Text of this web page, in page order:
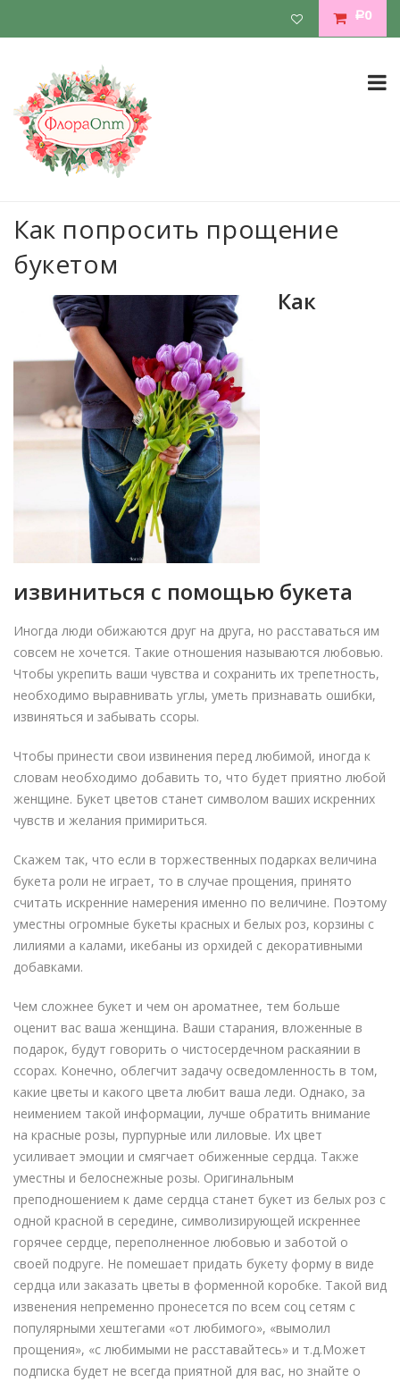
Р0
Как попросить прощение
букетом
Как
извиниться с помощью букета
Иногда люди обижаются друг на друга, но расставаться им
совсем не хочется. Такие отношения называются любовью.
Чтобы укрепить ваши чувства и сохранить их трепетность,
необходимо выравнивать углы, уметь признавать ошибки,
извиняться и забывать ссоры.
Чтобы принести свои извинения перед любимой, иногда к
словам необходимо добавить то, что будет приятно любой
женщине. Букет цветов станет символом ваших искренних
чувств и желания примириться.
Скажем так, что если в торжественных подарках величина
букета роли не играет, то в случае прощения, принято
считать искренние намерения именно по величине. Поэтому
уместны огромные букеты красных и белых роз, корзины с
лилиями а калами, икебаны из орхидей с декоративными
добавками.
Чем сложнее букет и чем он ароматнее, тем больше
оценит вас ваша женщина. Ваши старания, вложенные в
подарок, будут говорить о чистосердечном раскаянии в
ссорах. Конечно, облегчит задачу осведомленность в том,
какие цветы и какого цвета любит ваша леди. Однако, за
неимением такой информации, лучше обратить внимание
на красные розы, пурпурные или лиловые. Их цвет
усиливает эмоции и смягчает обиженные сердца. Также
уместны и белоснежные розы. Оригинальным
преподношением к даме сердца станет букет из белых роз с
одной красной в середине, символизирующей искреннее
горячее сердце, переполненное любовью и заботой о
своей подруге. Не помешает придать букету форму в виде
сердца или заказать цветы в форменной коробке. Такой вид
извенения непременно пронесется по всем соц сетям с
популярными хештегами «от любимого», «вымолил
прощения», «с любимыми не расставайтесь» и т.д.Может
подписка будет не всегда приятной для вас, но знайте о